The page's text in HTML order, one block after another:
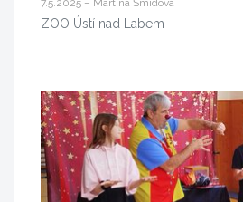
7.5.2025 – Martina Šmídová
ZOO Ústí nad Labem